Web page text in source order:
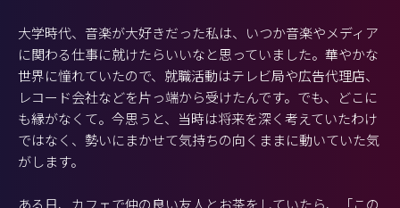
大学時代、音楽が大好きだった私は、いつか音楽やメディア
に関わる仕事に就けたらいいなと思っていました。華やかな
世界に憧れていたので、就職活動はテレビ局や広告代理店、
レコード会社などを片っ端から受けたんです。でも、どこに
も縁がなくて。今思うと、当時は将来を深く考えていたわけ
ではなく、勢いにまかせて気持ちの向くままに動いていた気
がします。
ある日、カフェで仲の良い友人とお茶をしていたら、「この